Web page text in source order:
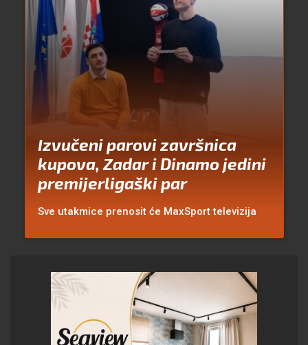
Izvučeni parovi završnica
kupova, Zadar i Dinamo jedini
premijerligaški par
Sve utakmice prenosit će MaxSport televizija